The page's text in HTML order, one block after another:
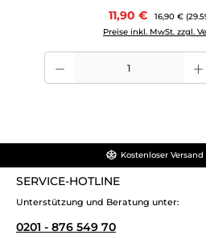
Verkaufspreis:
11,90 € Regulärer
16,90 €
Preise inkl. MwSt. zzgl.
Produkt Anzahl: Gib den
Kostenloser
SERVICE-HOTLINE
Unterstützung und Beratung unter:
0201 - 876 549 70